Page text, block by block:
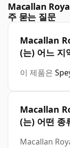
Macallan
주 묻는 질문
Macallan
(는) 어느 지
이 제품은
Macallan
(는) 어떤 종
Macallan